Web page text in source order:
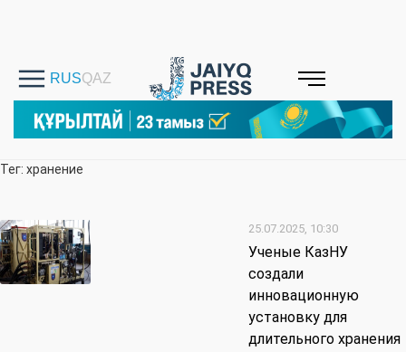
Тег: хранение
25.07.2025, 10:30
Ученые КазНУ
создали
инновационную
установку для
длительного хранения